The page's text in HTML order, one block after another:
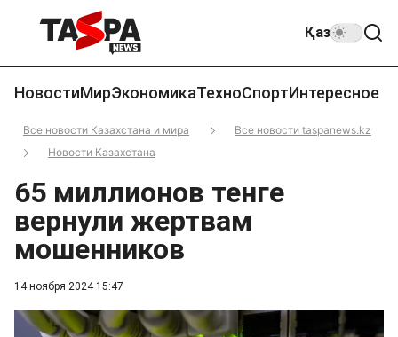
Қаз
НовостиМирЭкономикаТехноСпортИнтересное
Все новости Казахстана и мира
Все новости taspanews.kz
Новости Казахстана
14 ноября 2024 15:47
65 миллионов тенге
вернули жертвам
мошенников